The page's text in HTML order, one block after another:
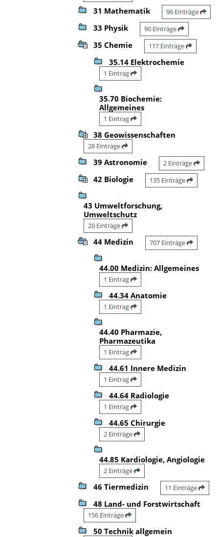
31 Mathematik 96 Einträge
33 Physik 90 Einträge
35 Chemie 117 Einträge
35.14 Elektrochemie
1 Eintrag
35.70 Biochemie:
Allgemeines
1 Eintrag
38 Geowissenschaften
28 Einträge
39 Astronomie 2 Einträge
42 Biologie 135 Einträge
43 Umweltforschung,
Umweltschutz
20 Einträge
44 Medizin 707 Einträge
44.00 Medizin: Allgemeines
1 Eintrag
44.34 Anatomie
1 Eintrag
44.40 Pharmazie,
Pharmazeutika
1 Eintrag
44.61 Innere Medizin
1 Eintrag
44.64 Radiologie
1 Eintrag
44.65 Chirurgie
2 Einträge
44.85 Kardiologie, Angiologie
2 Einträge
46 Tiermedizin 11 Einträge
48 Land- und Forstwirtschaft
156 Einträge
50 Technik allgemein